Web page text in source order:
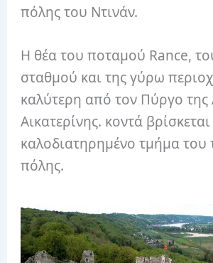
πόλης του Ντινάν.
Η θέα του ποταμού Rance,
σταθμού και της γύρω
καλύτερη από τον Πύργο της
Αικατερίνης. κοντά
καλοδιατηρημένο τμήμα του
πόλης.